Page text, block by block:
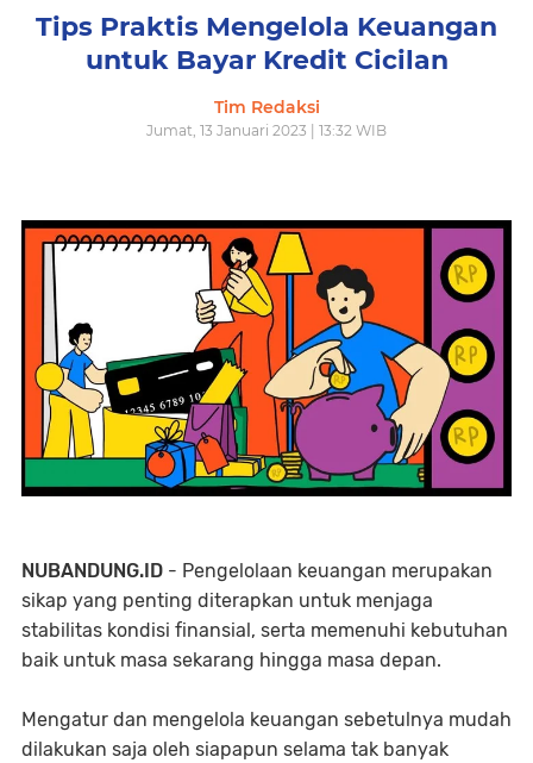
Tips Praktis Mengelola Keuangan
untuk Bayar Kredit Cicilan
Tim Redaksi
Jumat, 13 Januari 2023 | 13:32 WIB
NUBANDUNG.ID - Pengelolaan keuangan merupakan
sikap yang penting diterapkan untuk menjaga
stabilitas kondisi finansial, serta memenuhi kebutuhan
baik untuk masa sekarang hingga masa depan.
Mengatur dan mengelola keuangan sebetulnya mudah
dilakukan saja oleh siapapun selama tak banyak